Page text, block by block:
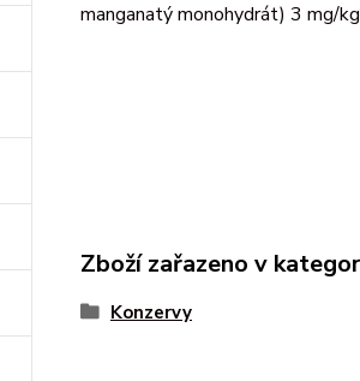
manganatý monohydrát) 3 mg/
Zboží zařazeno v
Konzervy